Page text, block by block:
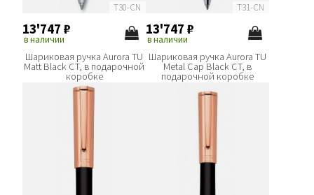
T30-CN
13'747 ₽
в наличии
Шариковая ручка Aurora TU
Matt Black CT, в подарочной
коробке
T31-CN
13'747 ₽
в наличии
Шариковая ручка Aurora TU
Metal Cap Black CT, в
подарочной коробке